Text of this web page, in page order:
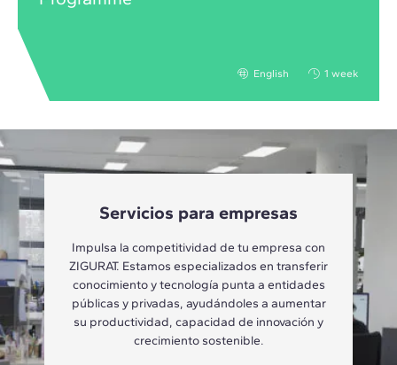
English 1 week
Servicios para empresas
Impulsa la competitividad de tu empresa con
ZIGURAT. Estamos especializados en transferir
conocimiento y tecnología punta a entidades
públicas y privadas, ayudándoles a aumentar
su productividad, capacidad de innovación y
crecimiento sostenible.